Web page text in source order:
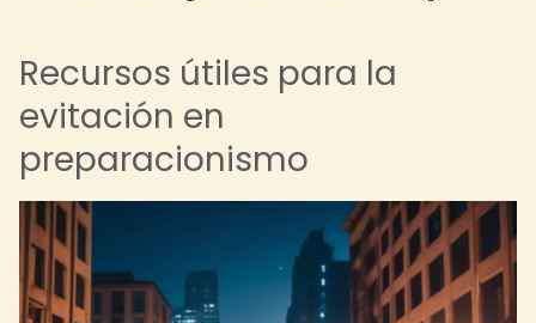
Recursos útiles para la
evitación en
preparacionismo